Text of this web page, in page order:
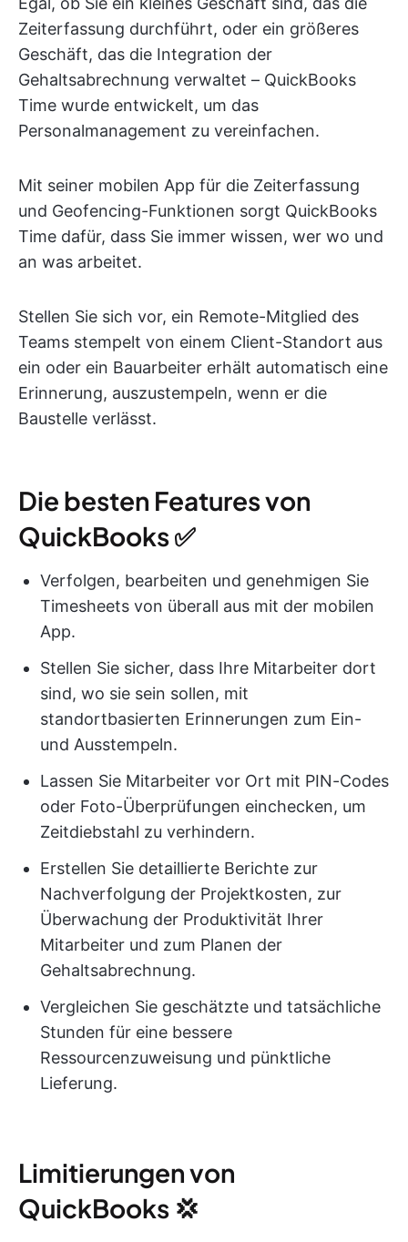
Zeiterfassung durchführt, oder ein größeres
Geschäft, das die Integration der
Gehaltsabrechnung verwaltet – QuickBooks
Time wurde entwickelt, um das
Personalmanagement zu vereinfachen.
Mit seiner mobilen App für die Zeiterfassung
und Geofencing-Funktionen sorgt QuickBooks
Time dafür, dass Sie immer wissen, wer wo und
an was arbeitet.
Stellen Sie sich vor, ein Remote-Mitglied des
Teams stempelt von einem Client-Standort aus
ein oder ein Bauarbeiter erhält automatisch eine
Erinnerung, auszustempeln, wenn er die
Baustelle verlässt.
Die besten Features von
QuickBooks ✅
Verfolgen, bearbeiten und genehmigen Sie
Timesheets von überall aus mit der mobilen
App.
Stellen Sie sicher, dass Ihre Mitarbeiter dort
sind, wo sie sein sollen, mit
standortbasierten Erinnerungen zum Ein-
und Ausstempeln.
Lassen Sie Mitarbeiter vor Ort mit PIN-Codes
oder Foto-Überprüfungen einchecken, um
Zeitdiebstahl zu verhindern.
Erstellen Sie detaillierte Berichte zur
Nachverfolgung der Projektkosten, zur
Überwachung der Produktivität Ihrer
Mitarbeiter und zum Planen der
Gehaltsabrechnung.
Vergleichen Sie geschätzte und tatsächliche
Stunden für eine bessere
Ressourcenzuweisung und pünktliche
Lieferung.
Limitierungen von
QuickBooks 💢